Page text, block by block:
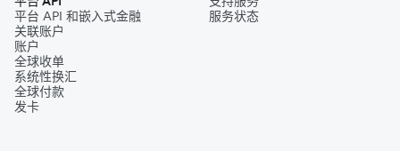
平台 API 和嵌入式金融
关联账户
账户
全球收单
系统性换汇
全球付款
发卡
服务状态